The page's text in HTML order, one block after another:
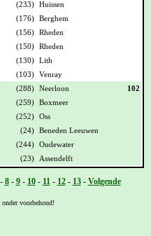
(233) Huissen
(176) Berghem
(156) Rheden
(150) Rheden
(130) Lith
(103) Venray
(288) Neerloon
102
(259) Boxmeer
(252) Oss
(24) Beneden Leeuwen
(244) Oudewater
(23) Assendelft
8- 9- 10- 11- 12- 13- Volgende
onder voorbehoud!